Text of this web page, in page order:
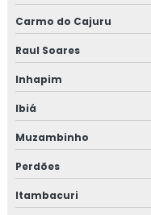
Treinamento para
Treinamento em food
Treinamento em
Treinamento em fraud
Carmo do Cajuru
Raul Soares
Inhapim
Ibiá
Muzambinho
Perdões
Itambacuri